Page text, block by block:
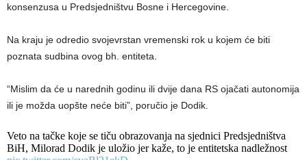
konsenzusa u Predsjedništvu Bosne i Hercegovine.
Na kraju je odredio svojevrstan vremenski rok u kojem će biti
poznata sudbina ovog bh. entiteta.
“Mislim da će u narednih godinu ili dvije dana RS ojačati autonomija
ili je možda uopšte neće biti”, poručio je Dodik.
Veto na tačke koje se tiču obrazovanja na sjednici Predsjedništva
BiH, Milorad Dodik je uložio jer kaže, to je entitetska nadležnost